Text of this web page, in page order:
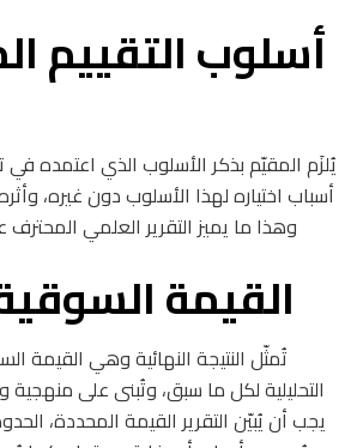
أسلوب التقييم
يُلزَم المقيّم بذكر الأسلوب الذي اعتمده في
أسباب اختياره لهذا الأسلوب دون غيره،
وهذا ما يميز التقرير العلمي المحترف
القيمة
تُمثّل النتيجة النهائية وهي القيمة
التحليلية لكل ما سبق، وتُبنى على
يجب أن يُبيّن التقرير القيمة المحددة،